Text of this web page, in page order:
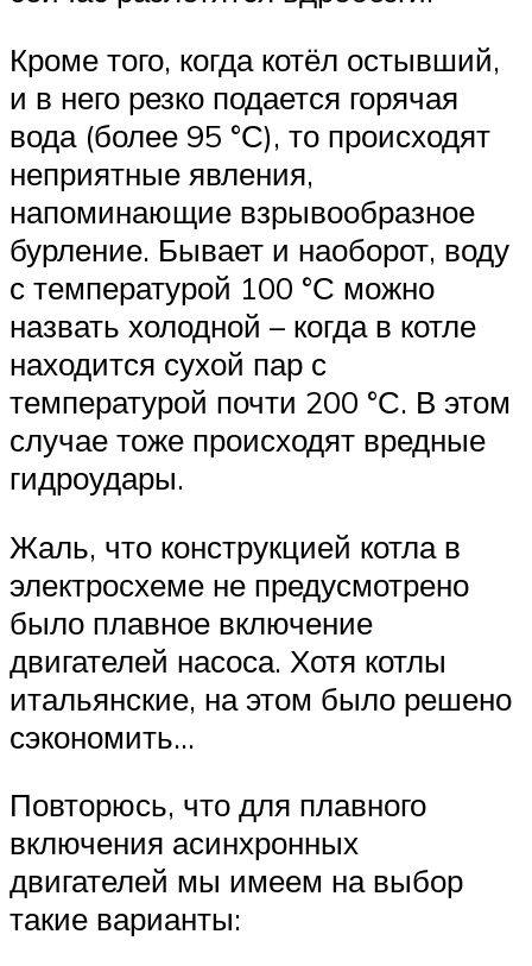
Кроме того, когда котёл остывший,
и в него резко подается горячая
вода (более 95 °С), то происходят
неприятные явления,
напоминающие взрывообразное
бурление. Бывает и наоборот, воду
с температурой 100 °С можно
назвать холодной – когда в котле
находится сухой пар с
температурой почти 200 °С. В этом
случае тоже происходят вредные
гидроудары.
Жаль, что конструкцией котла в
электросхеме не предусмотрено
было плавное включение
двигателей насоса. Хотя котлы
итальянские, на этом было решено
сэкономить…
Повторюсь, что для плавного
включения асинхронных
двигателей мы имеем на выбор
такие варианты: